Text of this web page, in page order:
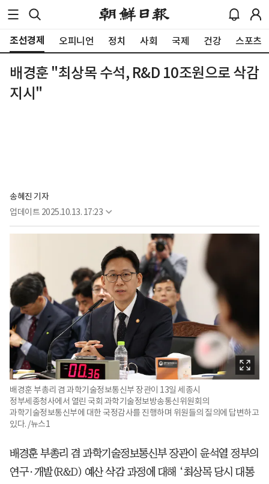
조선경제 오피니언 정치 사회 국제 건강 스포츠
배경훈 "최상목 수석, R&D 10조원으로 삭감
지시"
송혜진 기자
업데이트 2025.10.13. 17:23
배경훈 부총리 겸 과학기술정보통신부 장관이 13일 세종시
정부세종청사에서 열린 국회 과학기술정보방송통신위원회의
과학기술정보통신부에 대한 국정감사를 진행하며 위원들의 질의에 답변하고
있다. /뉴스1
배경훈 부총리 겸 과학기술정보통신부 장관이 윤석열 정부의
연구·개발(R&D) 예산 삭감 과정에 대해 ‘최상목 당시 대통